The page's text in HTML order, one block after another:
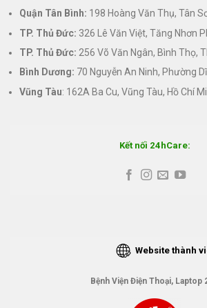
Quận Tân Bình: 198 Hoàng Văn Thụ, Tân
TP. Thủ Đức: 326 Lê Văn Việt, Tăng Nhơn
TP. Thủ Đức: 256 Võ Văn Ngân, Bình Thọ,
Bình Dương: 70 Nguyễn An Ninh, Phường Dĩ
Vũng Tàu: 162A Ba Cu, Vũng Tàu, Hồ Chí
Kết nối 24hCare:
Website thành
Bệnh Viện Điện Thoại, Laptop